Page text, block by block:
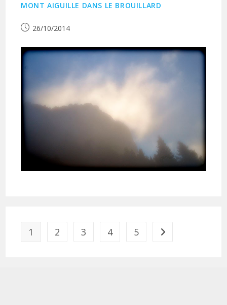
MONT AIGUILLE DANS LE BROUILLARD
Publication
26/10/2014
1 2 3 4 5 Aller à la page